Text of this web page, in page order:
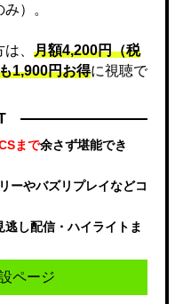
）。
、 月額4,200円（税
1,900円お得に視聴で
まで余さず堪能でき
ーやバズリプレイなどコ
し配信・ハイライトま
ページ